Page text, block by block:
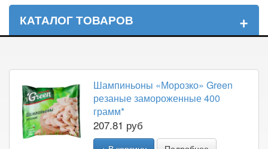
КАТАЛОГ ТОВАРОВ +
Шампиньоны «Морозко» Green
резаные замороженные 400
грамм*
207.81 руб